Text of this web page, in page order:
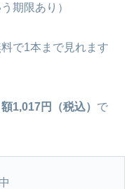
期限あり）
で1本まで見れます
額1,017円（税込） で